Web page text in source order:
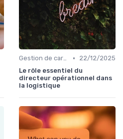
Gestion de carrière •
22/12/2025
Le rôle essentiel du
directeur opérationnel dans
la logistique